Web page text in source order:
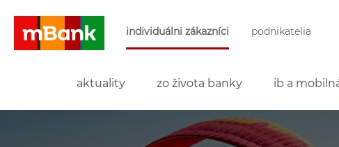
individuálni zákazníci podnikatelia
aktuality zo života banky ib a